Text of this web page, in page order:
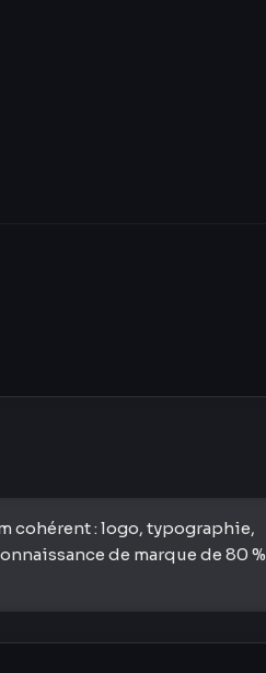
cohérent : logo, typographie,
de marque de 80 %